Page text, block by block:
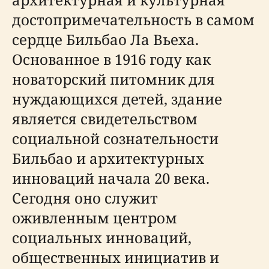
достопримечательность в самом
сердце Бильбао Ла Вьеха.
Основанное в 1916 году как
новаторский питомник для
нуждающихся детей, здание
является свидетельством
социальной сознательности
Бильбао и архитектурных
инноваций начала 20 века.
Сегодня оно служит
оживленным центром
социальных инноваций,
общественных инициатив и